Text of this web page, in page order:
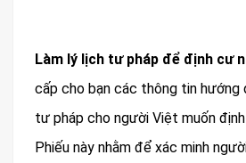
Làm lý lịch tư pháp để định cư
cấp cho bạn các thông tin hướng
tư pháp cho người Việt muốn
Phiếu này nhằm để xác minh